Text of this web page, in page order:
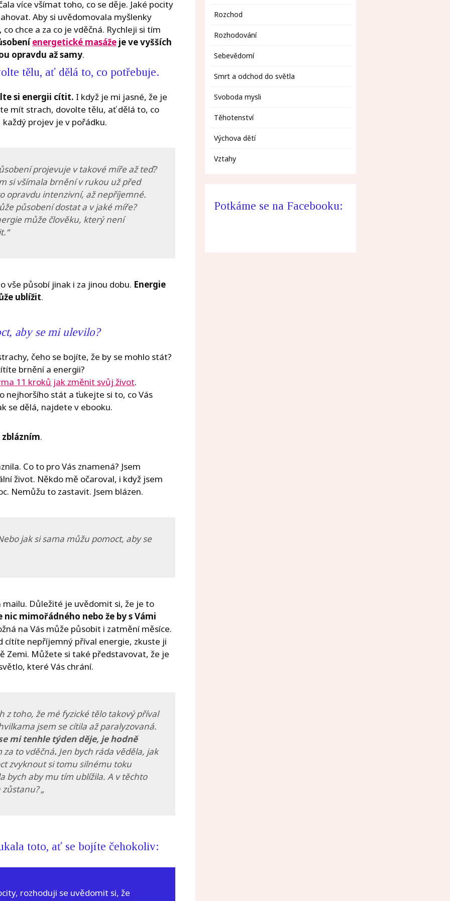
více všímat toho, co se děje. Jaké pocity
Aby si uvědomovala myšlenky
chce a za co je vděčná. Rychleji si tím
energetické masáže je ve vyšších
opravdu až samy.
tělu, ať dělá to, co potřebuje.
si energii cítit. I když je mi jasné, že je
mít strach, dovolte tělu, ať dělá to, co
projev je v pořádku.
projevuje v takové míře až teď?
si všímala brnění v rukou už před
opravdu intenzivní, až nepříjemné.
působení dostat a v jaké míře?
může člověku, který není
vše působí jinak i za jinou dobu. Energie
ublížit.
aby se mi ulevilo?
čeho se bojíte, že by se mohlo stát?
brnění a energii?
11 kroků jak změnit svůj život.
nejhoršího stát a ťukejte si to, co Vás
se dělá, najdete v ebooku.
.
Co to pro Vás znamená? Jsem
život. Někdo mě očaroval, i když jsem
Nemůžu to zastavit. Jsem blázen.
jak si sama můžu pomoct, aby se
mailu. Důležité je uvědomit si, že je to
nic mimořádného nebo že by s Vámi
na Vás může působit i zatmění měsíce.
cítíte nepříjemný příval energie, zkuste ji
Zemi. Můžete si také představovat, že je
které Vás chrání.
z toho, že mé fyzické tělo takový příval
jsem se cítila až paralyzovaná.
mi tenhle týden děje, je hodně
za to vděčná. Jen bych ráda věděla, jak
zvyknout si tomu silnému toku
bych aby mu tím ublížila. A v těchto
„
toto, ať se bojíte čehokoliv:
rozhoduji se uvědomit si, že
Rozchod
Rozhodování
Sebevědomí
Smrt a odchod do světla
Svoboda mysli
Těhotenství
Výchova dětí
Vztahy
Potkáme se na Facebooku: